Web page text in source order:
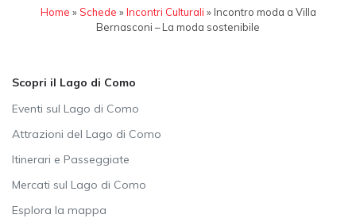
Home »Schede »Incontri Culturali » Incontro moda a Villa
Bernasconi – La moda sostenibile
Scopri il Lago di Como
Eventi sul Lago di Como
Attrazioni del Lago di Como
Itinerari e Passeggiate
Mercati sul Lago di Como
Esplora la mappa